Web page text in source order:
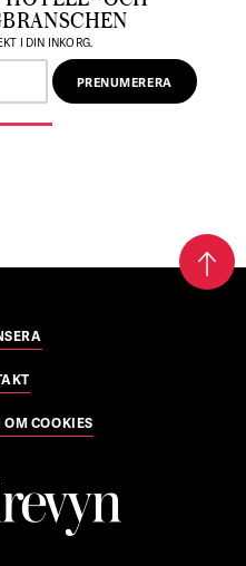
I DIN INKORG.
COOKIES